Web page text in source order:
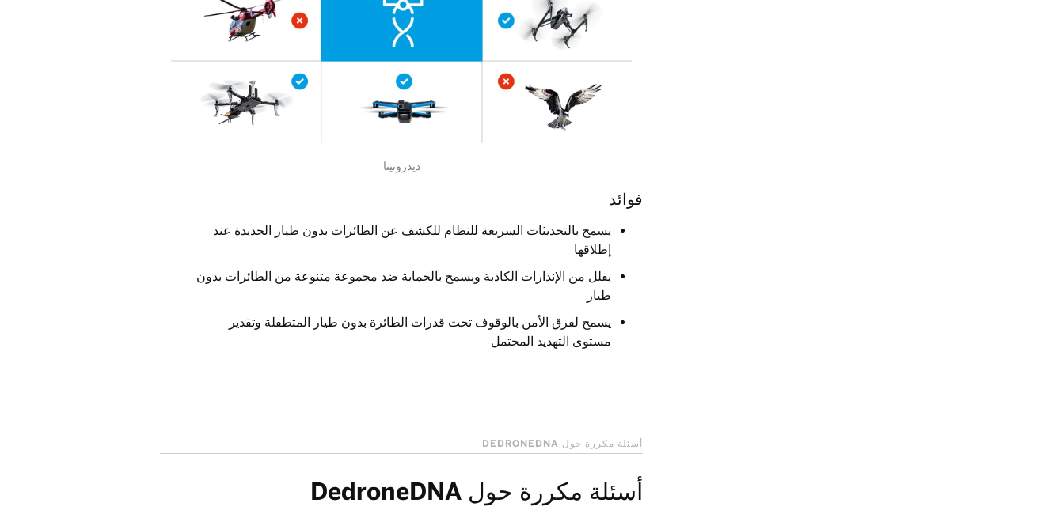
ديدرونينا
فوائد
يسمح بالتحديثات السريعة للنظام للكشف عن الطائرات بدون طيار الجديدة عند
إطلاقها
يقلل من الإنذارات الكاذبة ويسمح بالحماية ضد مجموعة متنوعة من الطائرات بدون
طيار
يسمح لفرق الأمن بالوقوف تحت قدرات الطائرة بدون طيار المتطفلة وتقدير
مستوى التهديد المحتمل
أسئلة مكررة حول DEDRONEDNA
أسئلة مكررة حول DedroneDNA